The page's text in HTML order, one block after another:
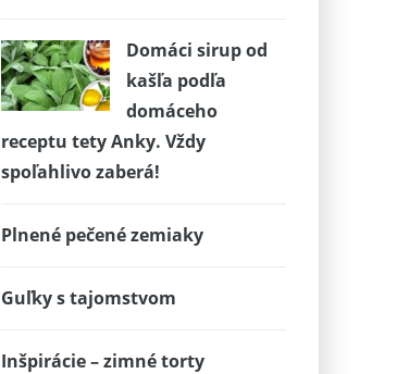
Domáci sirup od
kašľa podľa
domáceho
receptu tety Anky. Vždy
spoľahlivo zaberá!
Plnené pečené zemiaky
Guľky s tajomstvom
Inšpirácie – zimné torty